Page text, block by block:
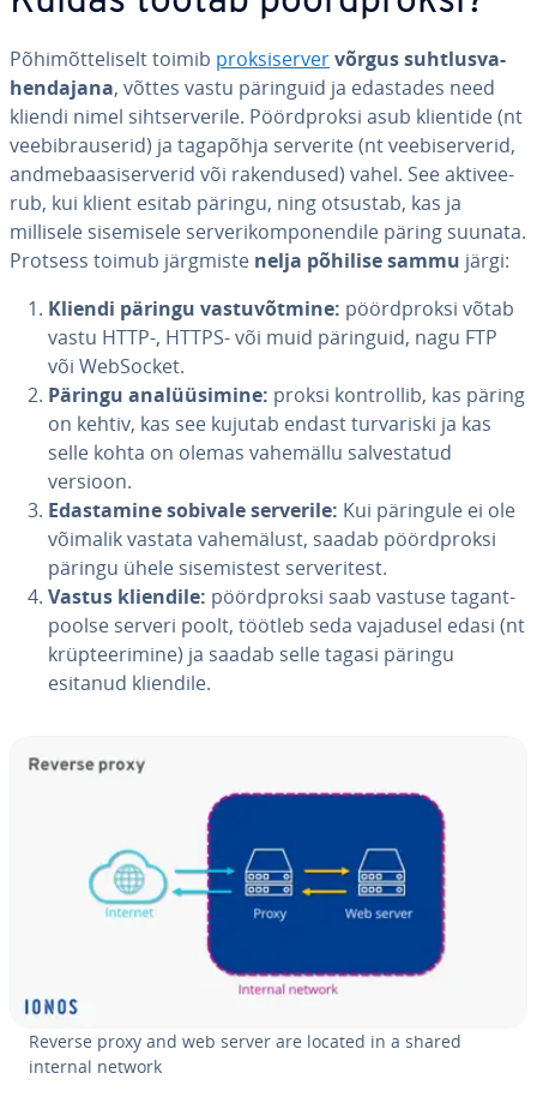
Põ­hi­mõt­te­li­selt toimib prok­si­ser­vervõrgus suht­lus­va­
hen­da­jana, võttes vastu päringuid ja edastades need
kliendi nimel siht­ser­ve­rile. Pöörd­proksi asub klientide (nt
vee­bib­rau­se­rid) ja tagapõhja serverite (nt vee­bi­ser­ve­rid,
and­me­baasi­ser­ve­rid või ra­ken­dused) vahel. See ak­ti­vee­
rub, kui klient esitab päringu, ning otsustab, kas ja
millisele si­se­misele ser­ve­ri­kom­po­nen­dile päring suunata.
Protsess toimub järgmiste nelja põhilise sammu järgi:
Kliendi päringu vas­tu­võt­mine: pöörd­proksi võtab
vastu HTTP-, HTTPS- või muid päringuid, nagu FTP
või WebSocket.
Päringu ana­lüü­si­mine: proksi kont­rol­lib, kas päring
on kehtiv, kas see kujutab endast tur­va­riski ja kas
selle kohta on olemas vahemällu sal­ves­ta­tud
versioon.
Edas­ta­mine sobivale serverile: Kui päringule ei ole
võimalik vastata va­he­mä­lust, saadab pöörd­proksi
päringu ühele si­se­mis­test ser­ve­ri­test.
Vastus kliendile: pöörd­proksi saab vastuse ta­gant­
poolse serveri poolt, töötleb seda vajadusel edasi (nt
krüp­tee­ri­mine) ja saadab selle tagasi päringu
esitanud kliendile.
Reverse proxy and web server are located in a shared
internal network